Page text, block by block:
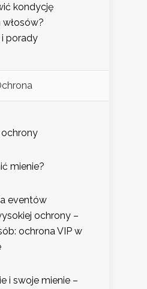
kondycję
porady
mienie?
eventów
ochrony –
ochrona VIP w
i swoje mienie –